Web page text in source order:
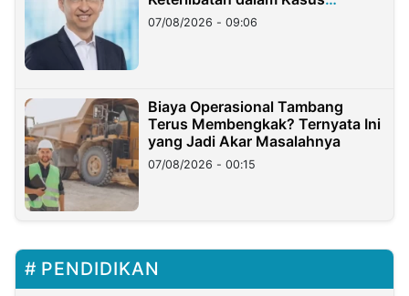
Hilangnya Dana Nasabah Rp2,58
Miliar
07/08/2026 - 09:06
Biaya Operasional Tambang
Terus Membengkak? Ternyata Ini
yang Jadi Akar Masalahnya
07/08/2026 - 00:15
PENDIDIKAN